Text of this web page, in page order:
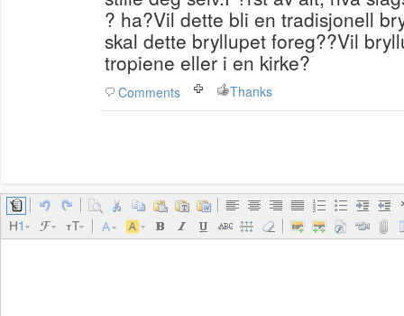
? ha?Vil dette bli en tradisjonell
skal dette bryllupet foreg??Vil
tropiene eller i en kirke?
Comments Thanks